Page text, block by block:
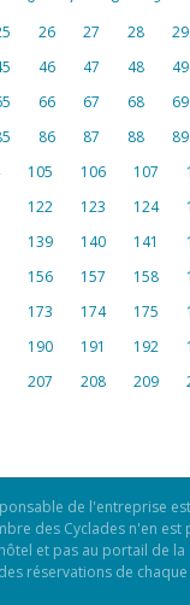
26 27 28 29
46 47 48 49
66 67 68 69
86 87 88 89
105 106 107
122 123 124
139 140 141
156 157 158
173 174 175
190 191 192
207 208 209
de l'entreprise
des Cyclades n'en
et pas au portail de
réservations de